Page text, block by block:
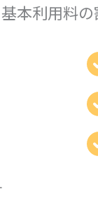
本利用料